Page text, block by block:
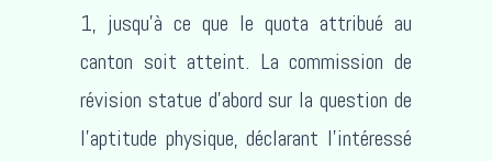
1, jusqu’à ce que le quota attribué au
canton soit atteint. La commission de
révision statue d’abord sur la question de
l’aptitude physique, déclarant l’intéressé